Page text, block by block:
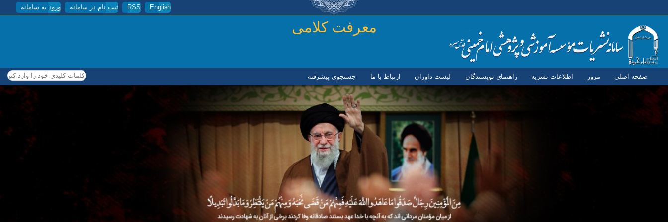
رفتن به محتوای اصلی English
RSS ثبت نام در سامانه ورود به سامانه
معرفت کلامی
صفحه اصلی مرور اطلاعات نشریه راهنمای نویسندگان لیست داوران ارتباط با ما جستجوی پیشرفته کلمات کلیدی خود را وارد کنید